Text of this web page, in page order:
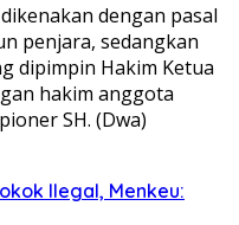
dengan pasal
penjara, sedangkan
dipimpin Hakim Ketua
hakim anggota
SH. (Dwa)
Ilegal, Menkeu: